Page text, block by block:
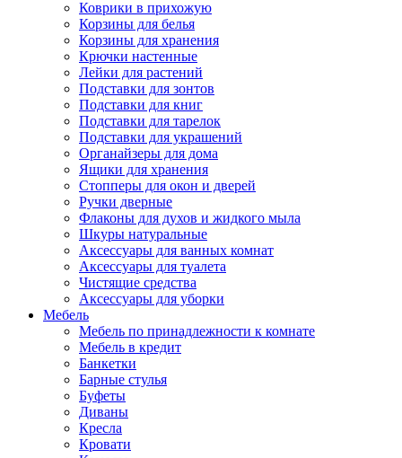
Коврики в прихожую
Корзины для белья
Корзины для хранения
Крючки настенные
Лейки для растений
Подставки для зонтов
Подставки для книг
Подставки для тарелок
Подставки для украшений
Органайзеры для дома
Ящики для хранения
Стопперы для окон и дверей
Ручки дверные
Флаконы для духов и жидкого мыла
Шкуры натуральные
Аксессуары для ванных комнат
Аксессуары для туалета
Чистящие средства
Аксессуары для уборки
Мебель
Мебель по принадлежности к комнате
Мебель в кредит
Банкетки
Барные стулья
Буфеты
Диваны
Кресла
Кровати